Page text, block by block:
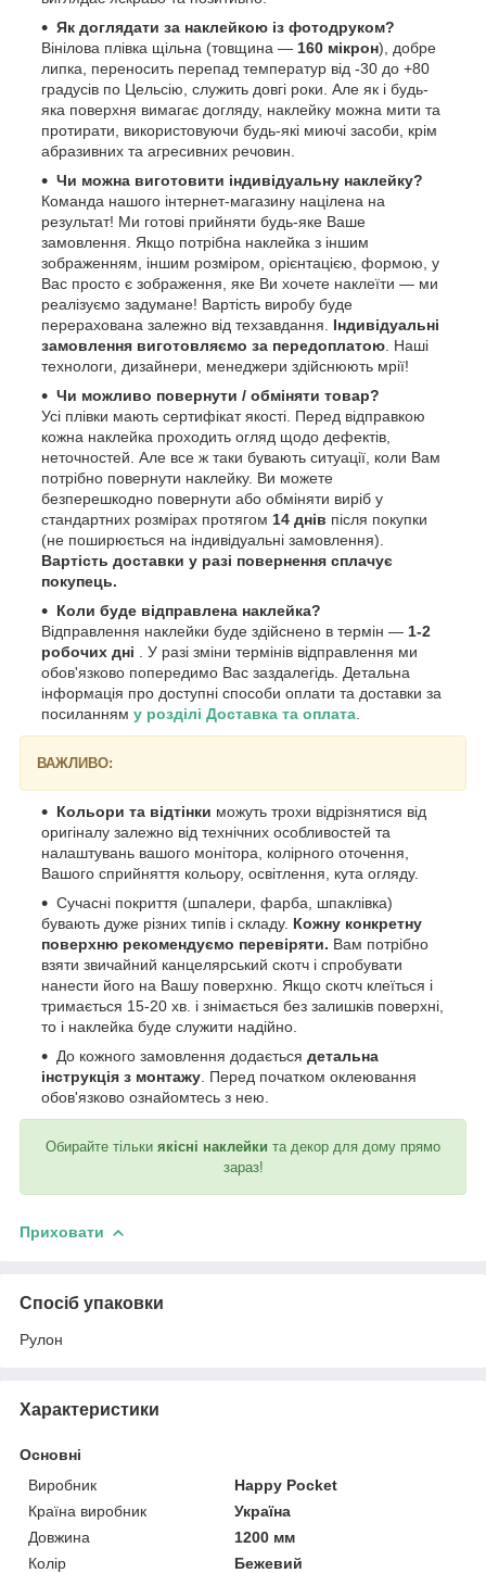
Як доглядати за наклейкою із фотодруком?
Вінілова плівка щільна (товщина — 160 мікрон), добре
липка, переносить перепад температур від -30 до +80
градусів по Цельсію, служить довгі роки. Але як і будь-
яка поверхня вимагає догляду, наклейку можна мити та
протирати, використовуючи будь-які миючі засоби, крім
абразивних та агресивних речовин.
Чи можна виготовити індивідуальну наклейку?
Команда нашого інтернет-магазину націлена на
результат! Ми готові прийняти будь-яке Ваше
замовлення. Якщо потрібна наклейка з іншим
зображенням, іншим розміром, орієнтацією, формою, у
Вас просто є зображення, яке Ви хочете наклеїти — ми
реалізуємо задумане! Вартість виробу буде
перерахована залежно від техзавдання. Індивідуальні
замовлення виготовляємо за передоплатою . Наші
технологи, дизайнери, менеджери здійснюють мрії!
Чи можливо повернути / обміняти товар?
Усі плівки мають сертифікат якості. Перед відправкою
кожна наклейка проходить огляд щодо дефектів,
неточностей. Але все ж таки бувають ситуації, коли Вам
потрібно повернути наклейку. Ви можете
безперешкодно повернути або обміняти виріб у
стандартних розмірах протягом 14 днів після покупки
(не поширюється на індивідуальні замовлення).
Вартість доставки у разі повернення сплачує
покупець.
Коли буде відправлена наклейка?
Відправлення наклейки буде здійснено в термін — 1-2
робочих дні . У разі зміни термінів відправлення ми
обов'язково попередимо Вас заздалегідь. Детальна
інформація про доступні способи оплати та доставки за
посиланням у розділі Доставка та оплата
ВАЖЛИВО:
Кольори та відтінки можуть трохи відрізнятися від
оригіналу залежно від технічних особливостей та
налаштувань вашого монітора, колірного оточення,
Вашого сприйняття кольору, освітлення, кута огляду.
Сучасні покриття (шпалери, фарба, шпаклівка)
бувають дуже різних типів і складу. Кожну конкретну
поверхню рекомендуємо перевіряти. Вам потрібно
взяти звичайний канцелярський скотч і спробувати
нанести його на Вашу поверхню. Якщо скотч клеїться і
тримається 15-20 хв. і знімається без залишків поверхні,
то і наклейка буде служити надійно.
До кожного замовлення додається детальна
інструкція з монтажу . Перед початком оклеювання
обов'язково ознайомтесь з нею.
Обирайте тільки якісні наклейки та декор для дому прямо
зараз!
Приховати
Спосіб упаковки
Рулон
Характеристики
Основні
Виробник
Happy Pocket
Країна виробник
Україна
Довжина
1200 мм
Колір
Бежевий